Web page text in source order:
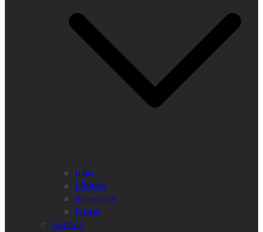
Irão
Líbano
Palestina
Israel
Europa